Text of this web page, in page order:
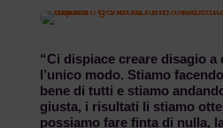
“Ci dispiace creare disagio a
l’unico modo. Stiamo
bene di tutti e stiamo
giusta, i risultati li stiamo
possiamo fare finta di nulla,